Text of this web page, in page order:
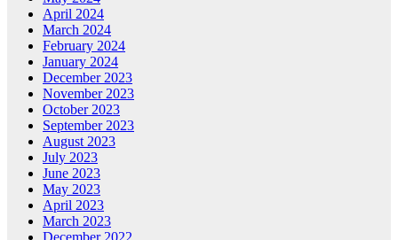
April 2024
March 2024
February 2024
January 2024
December 2023
November 2023
October 2023
September 2023
August 2023
July 2023
June 2023
May 2023
April 2023
March 2023
December 2022